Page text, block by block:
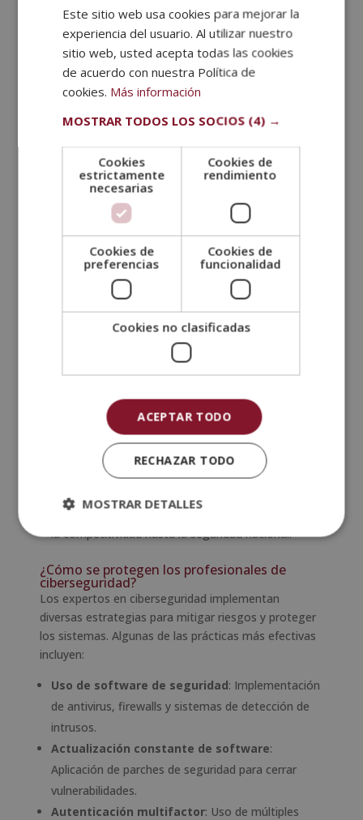
tu cuenta bancaria ha sido vaciada o que tu empresa
no puede operar porque todos los sistemas están
bloqueados. Esas son algunas de las consecuencias
reales de las amenazas de ciberseguridad. No es solo
un tema técnico, afecta directamente a las personas
devastadoras. Algunos de los problemas más graves
incluyen:
Robo de datos personales y financieros
pasar que un delincuente accede a tu información
bancaria o a tu identidad digital. Puede hacer
compras a tu nombre, robar tu dinero o incluso
cometer fraudes en tu nombre.
Interrupción de servicios esenciales
ataques DDoS pueden tumbar sitios web y
sistemas, dejando sin servicio a miles de usuarios.
Piensa en lo que pasaría si un hospital o un banco
sufrieran este tipo de ataques.
hasta transferencias bancarias no autorizadas, los
ciberdelincuentes siempre buscan nuevas maneras
de robar dinero.
Espionaje y robo de información sensible
de datos estratégicos, lo que puede afectar desde
la competitividad hasta la seguridad nacional.
¿Cómo se protegen los profesionales de
ciberseguridad?
Los expertos en ciberseguridad implementan
diversas estrategias para mitigar riesgos y proteger
los sistemas. Algunas de las prácticas más efectivas
incluyen:
Uso de software de seguridad: Implementación
de antivirus, firewalls y sistemas de detección de
intrusos.
Actualización constante de software:
Aplicación de parches de seguridad para cerrar
vulnerabilidades.
Autenticación multifactor: Uso de múltiples
SPANISH
PORTUGUESE
Este sitio web usa cookies para mejorar la
experiencia del usuario. Al utilizar nuestro
sitio web, usted acepta todas las cookies
de acuerdo con nuestra Política de
cookies. Más información
MOSTRAR TODOS LOS SOCIOS (4) →
Cookies
estrictamente
necesarias
Cookies de
rendimiento
Cookies de
preferencias
Cookies de
funcionalidad
Cookies no clasificadas
ACEPTAR TODO
RECHAZAR TODO
MOSTRAR DETALLES